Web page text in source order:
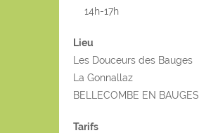
14h-17h
Lieu
Les Douceurs des Bauges
La Gonnallaz
BELLECOMBE EN BAUGES
Tarifs